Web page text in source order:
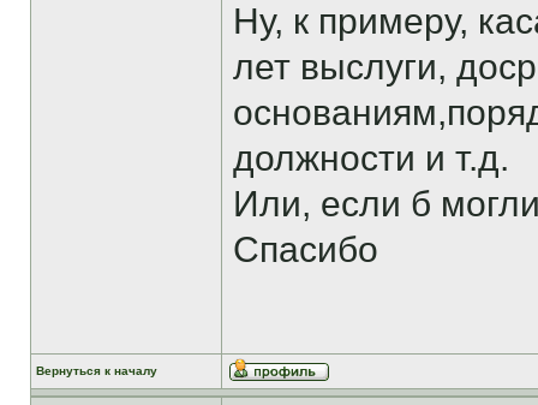
Ну, к примеру,
лет выслуги,
должности и т.д.
Или, если б
Спасибо
Вернуться к началу